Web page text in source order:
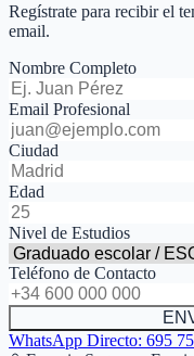
Regístrate para recibir el
email.
Nombre Completo
Email Profesional
Ciudad
Edad
Nivel de Estudios
Teléfono de Contacto
WhatsApp Directo: 695